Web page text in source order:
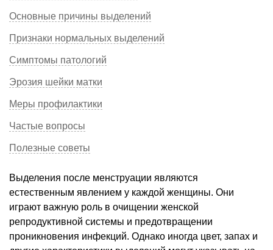
Основные причины выделений
Признаки нормальных выделений
Симптомы патологий
Эрозия шейки матки
Меры профилактики
Частые вопросы
Полезные советы
Выделения после менструации являются
естественным явлением у каждой женщины. Они
играют важную роль в очищении женской
репродуктивной системы и предотвращении
проникновения инфекций. Однако иногда цвет, запах и